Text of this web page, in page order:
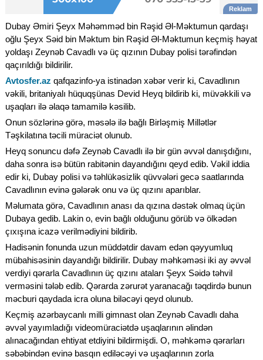
Dubay Əmiri Şeyx Məhəmməd bin Rəşid Əl-Məktumun qardaşı
oğlu Şeyx Səid bin Məktum bin Rəşid Əl-Məktumun keçmiş həyat
yoldaşı Zeynəb Cavadlı və üç qızının Dubay polisi tərəfindən
qaçırıldığı bildirilir.
Avtosfer.az qafqazinfo-ya istinadən xəbər verir ki, Cavadlının
vəkili, britaniyalı hüquqşünas Devid Heyq bildirib ki, müvəkkili və
uşaqları ilə əlaqə tamamilə kəsilib.
Onun sözlərinə görə, məsələ ilə bağlı Birləşmiş Millətlər
Təşkilatına təcili müraciət olunub.
Heyq sonuncu dəfə Zeynəb Cavadlı ilə bir gün əvvəl danışdığını,
daha sonra isə bütün rabitənin dayandığını qeyd edib. Vəkil iddia
edir ki, Dubay polisi və təhlükəsizlik qüvvələri gecə saatlarında
Cavadlının evinə gələrək onu və üç qızını aparıblar.
Məlumata görə, Cavadlının anası da qızına dəstək olmaq üçün
Dubaya gedib. Lakin o, evin bağlı olduğunu görüb və ölkədən
çıxışına icazə verilmədiyini bildirib.
Hadisənin fonunda uzun müddətdir davam edən qəyyumluq
mübahisəsinin dayandığı bildirilir. Dubay məhkəməsi iki ay əvvəl
verdiyi qərarla Cavadlının üç qızını ataları Şeyx Səidə təhvil
verməsini tələb edib. Qərarda zərurət yaranacağı təqdirdə bunun
məcburi qaydada icra oluna biləcəyi qeyd olunub.
Keçmiş azərbaycanlı milli gimnast olan Zeynəb Cavadlı daha
əvvəl yayımladığı videomüraciətdə uşaqlarının əlindən
alınacağından ehtiyat etdiyini bildirmişdi. O, məhkəmə qərarları
səbəbindən evinə basqın ediləcəyi və uşaqlarının zorla